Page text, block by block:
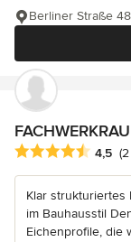
Berliner Straße
Durchschnittliche
4,5
Klar strukturiertes
im Bauhausstil
Eichenprofile, die